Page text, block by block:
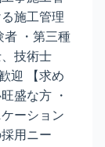
施工管理
者 ・第三種
技術士
迎 【求め
盛な方 ・
ーション
用ニー